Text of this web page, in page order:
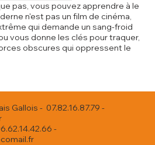
pas, vous pouvez apprendre à le
n'est pas un film de cinéma,
qui demande un sang-froid
vous donne les clés pour traquer,
obscures qui oppressent le
Gallois - 07.82.16.87.79 -
-